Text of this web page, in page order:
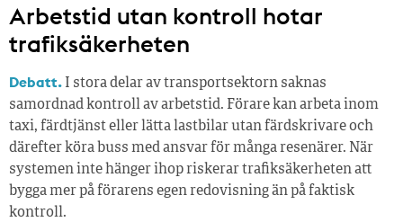
Arbetstid utan kontroll hotar
trafiksäkerheten
Debatt. I stora delar av transportsektorn saknas
samordnad kontroll av arbetstid. Förare kan arbeta inom
taxi, färdtjänst eller lätta lastbilar utan färdskrivare och
därefter köra buss med ansvar för många resenärer. När
systemen inte hänger ihop riskerar trafiksäkerheten att
bygga mer på förarens egen redovisning än på faktisk
kontroll.